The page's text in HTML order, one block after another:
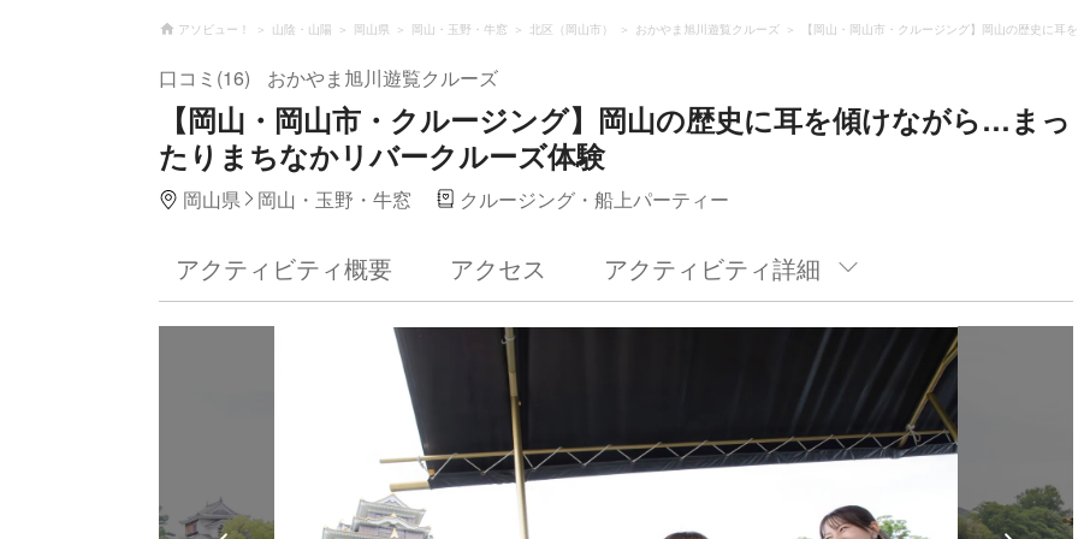
アソビュー！ 山陰・山陽 岡山県 岡山・玉野・牛窓 北区（岡山市） おかやま旭川遊覧クルーズ 【岡山・岡山市・クルージング】岡山の歴史に
口コミ(16) おかやま旭川遊覧クルーズ
【岡山・岡山市・クルージング】岡山の歴史に耳を傾けながら…まっ
たりまちなかリバークルーズ体験
岡山県 岡山・玉野・牛窓 クルージング・船上パーティー
アクティビティ概要 アクセス アクティビティ詳細